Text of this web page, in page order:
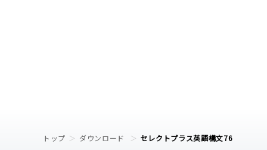
トップ ダウンロード セレクトプラス英語構文76